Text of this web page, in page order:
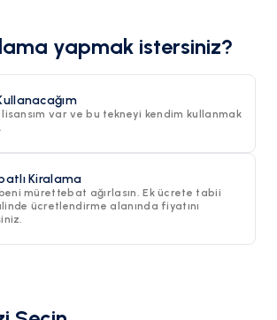
yapmak istersiniz?
lisansım var ve bu tekneyi kendim kullanmak
Kiralama
mürettebat ağırlasın. Ek ücrete tabii
ücretlendirme alanında fiyatını